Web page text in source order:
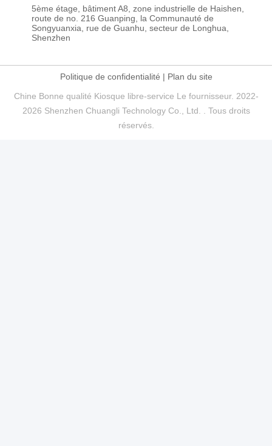
5ème étage, bâtiment A8, zone industrielle de Haishen,
route de no. 216 Guanping, la Communauté de
Songyuanxia, rue de Guanhu, secteur de Longhua,
Shenzhen
Politique de confidentialité | Plan du site
Chine Bonne qualité Kiosque libre-service Le fournisseur. 2022-
2026 Shenzhen Chuangli Technology Co., Ltd. . Tous droits
réservés.